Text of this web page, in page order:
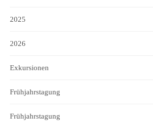
2025
2026
Exkursionen
Frühjahrstagung
Frühjahrstagung